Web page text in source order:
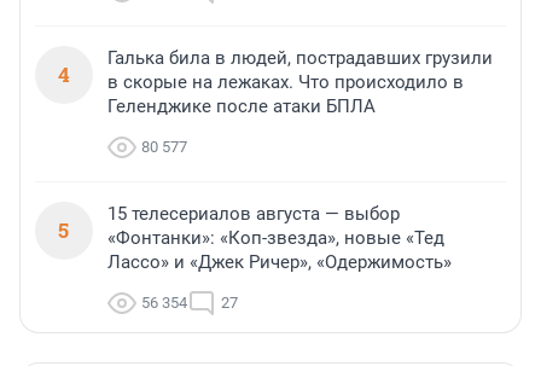
4
Галька била в людей, пострадавших грузили
в скорые на лежаках. Что происходило в
Геленджике после атаки БПЛА
80 577
5
15 телесериалов августа — выбор
«Фонтанки»: «Коп-звезда», новые «Тед
Лассо» и «Джек Ричер», «Одержимость»
56 354 27